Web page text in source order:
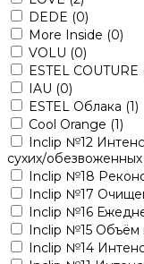
DEDE (0)
More Inside (0)
VOLU (0)
ESTEL COUTURE
IAU (0)
ESTEL Облака (1)
Cool Orange (1)
Inclip №12
сухих/
Inclip №18
Inclip №17
Inclip №16
Inclip №15 Объём
Inclip №14